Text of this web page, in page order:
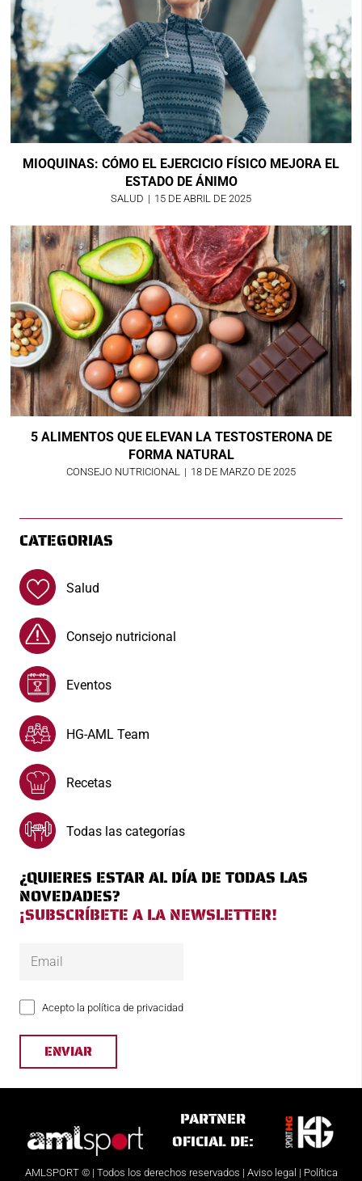
MIOQUINAS: CÓMO EL EJERCICIO FÍSICO MEJORA EL
ESTADO DE ÁNIMO
SALUD | 15 DE ABRIL DE 2025
5 ALIMENTOS QUE ELEVAN LA TESTOSTERONA DE
FORMA NATURAL
CONSEJO NUTRICIONAL | 18 DE MARZO DE 2025
CATEGORIAS
Salud
Consejo nutricional
Eventos
HG-AML Team
Recetas
Todas las categorías
¿QUIERES ESTAR AL DÍA DE TODAS LAS
NOVEDADES?
¡SUBSCRÍBETE A LA NEWSLETTER!
Acepto la política de privacidad
PARTNER
OFICIAL DE:
AMLSPORT © | Todos los derechos reservados | Aviso legal | Política